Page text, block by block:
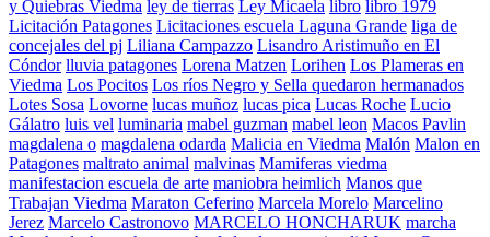
y Quiebras Viedma ley de tierras Ley Micaela libro libro 1979
Licitación Patagones Licitaciones escuela Laguna Grande liga de
concejales del pj Liliana Campazzo Lisandro Aristimuño en El
Cóndor lluvia patagones Lorena Matzen Lorihen Los Plameras en
Viedma Los Pocitos Los ríos Negro y Sella quedaron hermanados
Lotes Sosa Lovorne lucas muñoz lucas pica Lucas Roche Lucio
Gálatro luis vel luminaria mabel guzman mabel leon Macos Pavlin
magdalena o magdalena odarda Malicia en Viedma Malón Malon en
Patagones maltrato animal malvinas Mamiferas viedma
manifestacion escuela de arte maniobra heimlich Manos que
Trabajan Viedma Maraton Ceferino Marcela Morelo Marcelino
Jerez Marcelo Castronovo MARCELO HONCHARUK marcha